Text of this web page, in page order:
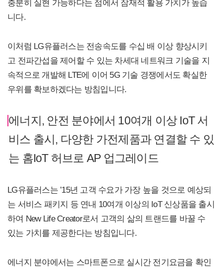
충분히 실현 가능하다는 점에서 잠재적 활용 가치가 높습
니다.
이처럼 LG유플러스는 전송속도를 수십 배 이상 향상시키
고 전파간섭을 제어할 수 있는 차세대 네트워크 기술을 지
속적으로 개발해 LTE에 이어 5G 기술 경쟁에서도 확실한
우위를 확보하겠다는 방침입니다.
에너지, 안전 분야에서 10여개 이상 IoT 서
비스 출시, 다양한 가전제품과 연결할 수 있
는 홈IoT 허브로 AP 업그레이드
LG유플러스는 ’15년 고객 수요가 가장 높을 것으로 예상되
는 서비스 패키지 등 연내 10여개 이상의 IoT 신상품을 출시
하여 New Life Creator로서 고객의 삶의 트랜드를 바꿀 수
있는 가치를 제공한다는 방침입니다.
에너지 분야에서는 스마트폰으로 실시간 전기요금을 확인